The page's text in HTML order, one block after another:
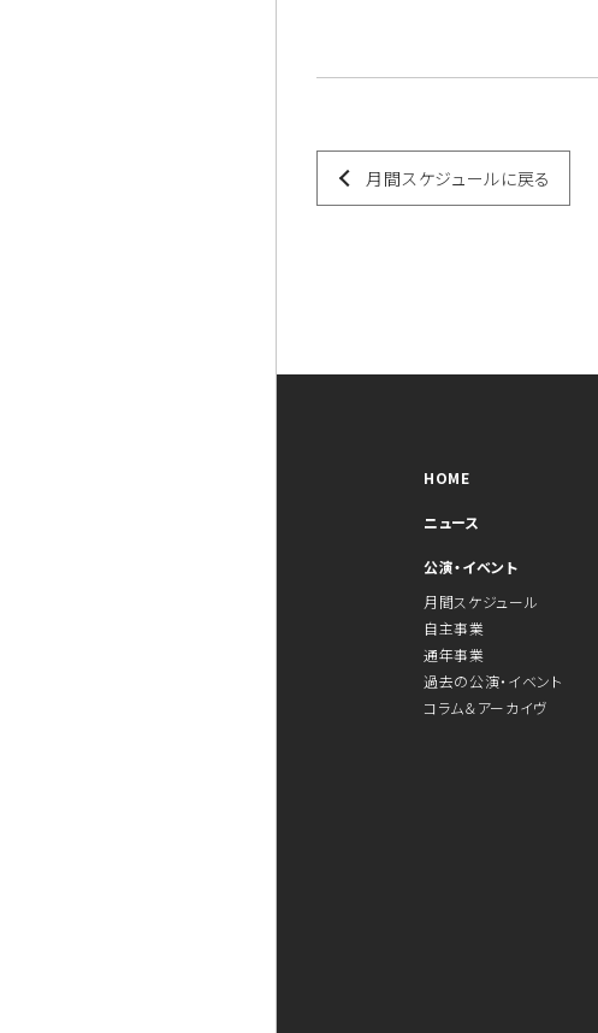
月間スケジュールに戻る
HOME
ニュース
公演・イベント
月間スケジュール
自主事業
通年事業
過去の公演・イベント
コラム＆アーカイヴ